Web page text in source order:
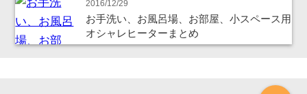
2016/12/29
お手洗い、お風呂場、お部屋、小スペース用
オシャレヒーターまとめ